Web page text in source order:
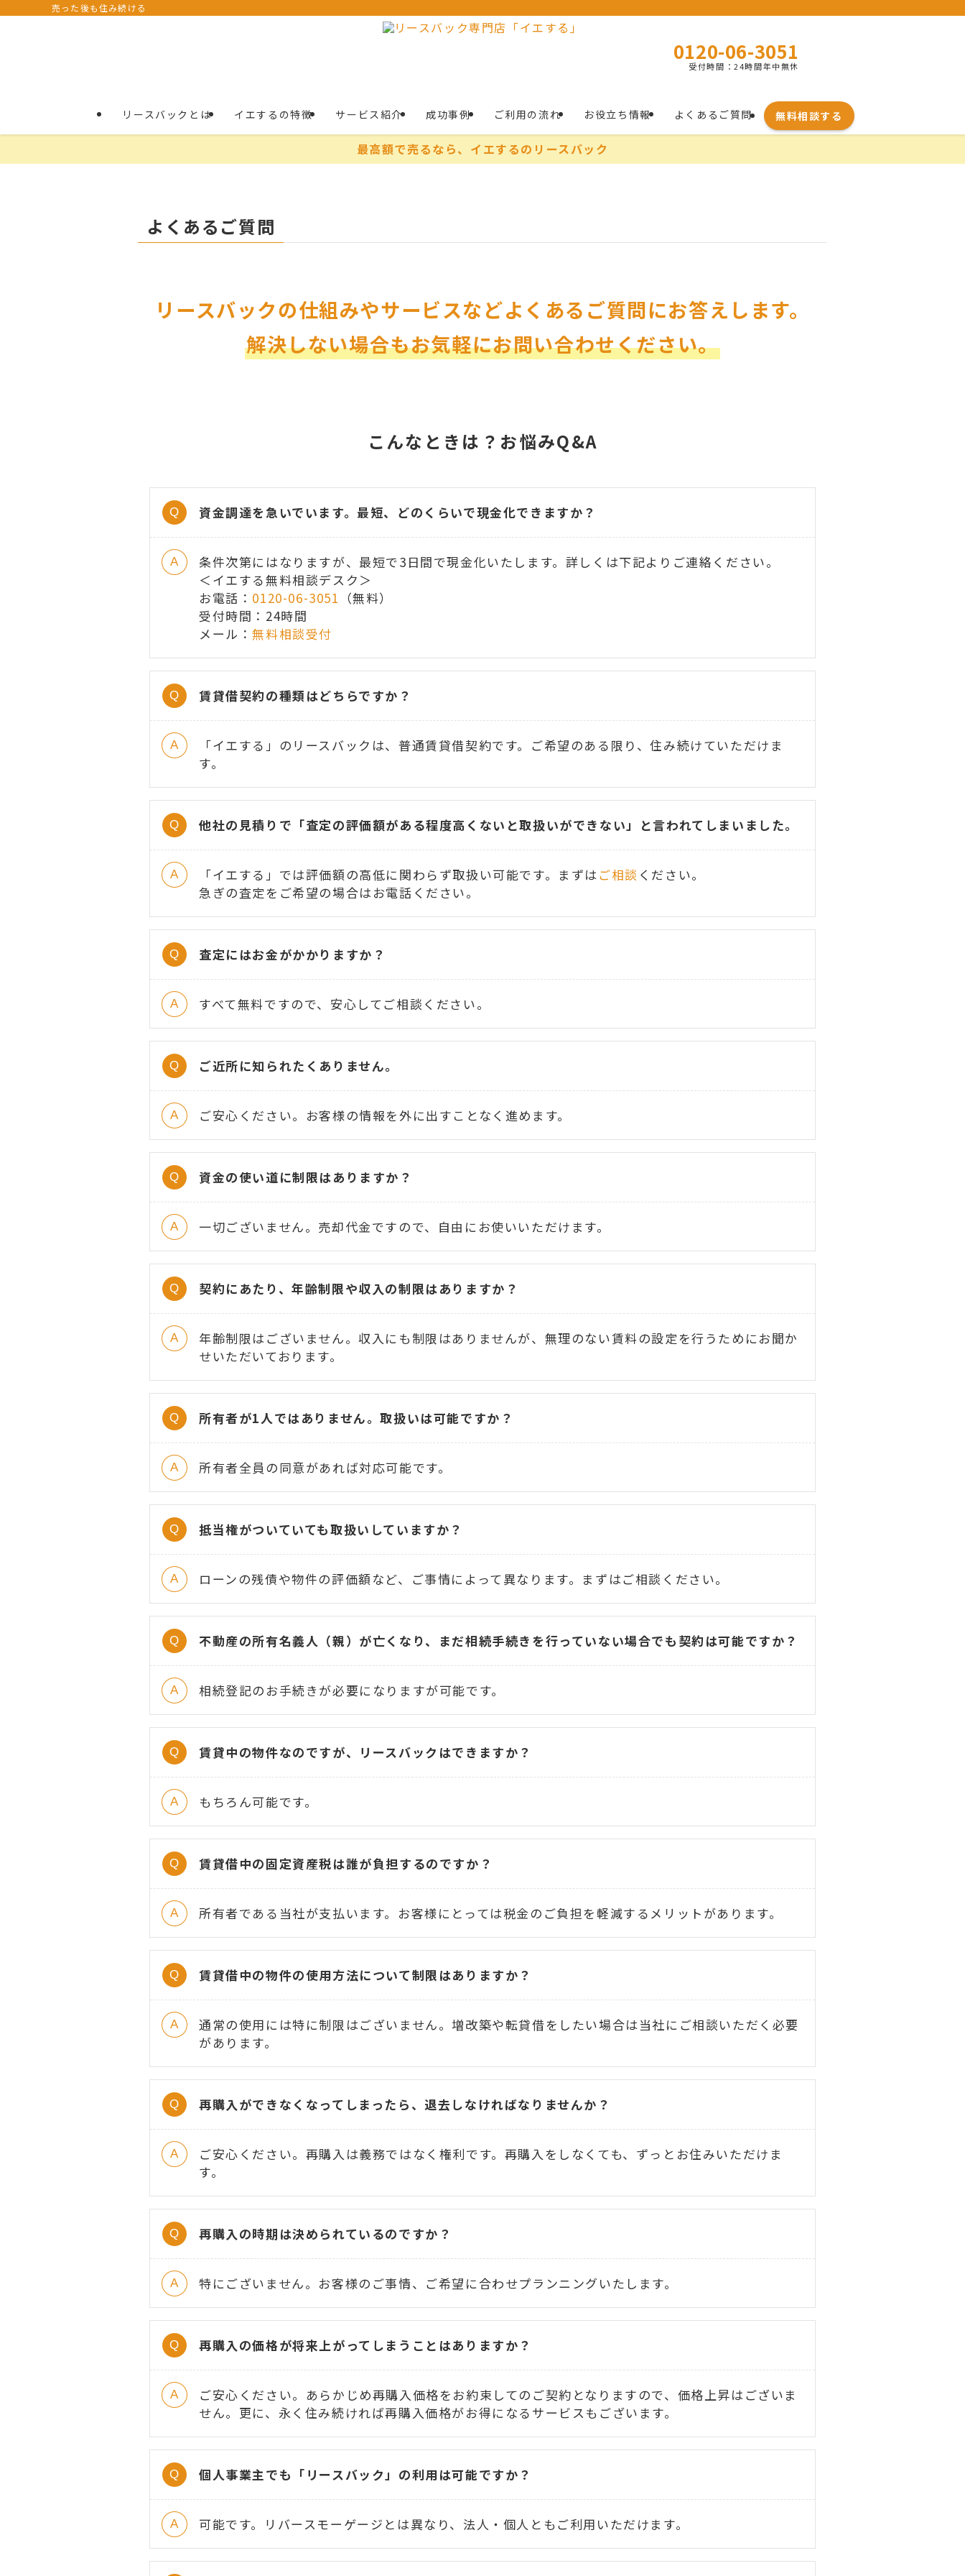
売った後も住み続ける
リースバックとは イエするの特徴 サービス紹介 成功事例 ご利用の流れ お役立ち情報 よくあるご質問 無料相談する
0120-06-3051
受付時間：24時間年中無休
最高額で売るなら、イエするのリースバック
よくあるご質問
リースバックの仕組みやサービスなどよくあるご質問にお答えします。
解決しない場合もお気軽にお問い合わせください。
こんなときは？お悩みQ&A
資金調達を急いでいます。最短、どのくらいで現金化できますか？
条件次第にはなりますが、最短で3日間で現金化いたします。詳しくは下記よりご連絡ください。
＜イエする無料相談デスク＞
お電話： 0120-06-3051 （無料）
受付時間：24時間
メール：無料相談受付
賃貸借契約の種類はどちらですか？
「イエする」のリースバックは、普通賃貸借契約です。ご希望のある限り、住み続けていただけま
す。
他社の見積りで「査定の評価額がある程度高くないと取扱いができない」と言われてしまいました。
「イエする」では評価額の高低に関わらず取扱い可能です。まずはご相談 ください。
急ぎの査定をご希望の場合はお電話ください。
査定にはお金がかかりますか？
すべて無料ですので、安心してご相談ください。
ご近所に知られたくありません。
ご安心ください。お客様の情報を外に出すことなく進めます。
資金の使い道に制限はありますか？
一切ございません。売却代金ですので、自由にお使いいただけます。
契約にあたり、年齢制限や収入の制限はありますか？
年齢制限はございません。収入にも制限はありませんが、無理のない賃料の設定を行うためにお聞か
せいただいております。
所有者が1人ではありません。取扱いは可能ですか？
所有者全員の同意があれば対応可能です。
抵当権がついていても取扱いしていますか？
ローンの残債や物件の評価額など、ご事情によって異なります。まずはご相談ください。
不動産の所有名義人（親）が亡くなり、まだ相続手続きを行っていない場合でも契約は可能ですか？
相続登記のお手続きが必要になりますが可能です。
賃貸中の物件なのですが、リースバックはできますか？
もちろん可能です。
賃貸借中の固定資産税は誰が負担するのですか？
所有者である当社が支払います。お客様にとっては税金のご負担を軽減するメリットがあります。
賃貸借中の物件の使用方法について制限はありますか？
通常の使用には特に制限はございません。増改築や転貸借をしたい場合は当社にご相談いただく必要
があります。
再購入ができなくなってしまったら、退去しなければなりませんか？
ご安心ください。再購入は義務ではなく権利です。再購入をしなくても、ずっとお住みいただけま
す。
再購入の時期は決められているのですか？
特にございません。お客様のご事情、ご希望に合わせプランニングいたします。
再購入の価格が将来上がってしまうことはありますか？
ご安心ください。あらかじめ再購入価格をお約束してのご契約となりますので、価格上昇はございま
せん。更に、永く住み続ければ再購入価格がお得になるサービスもございます。
個人事業主でも「リースバック」の利用は可能ですか？
可能です。リバースモーゲージとは異なり、法人・個人ともご利用いただけます。